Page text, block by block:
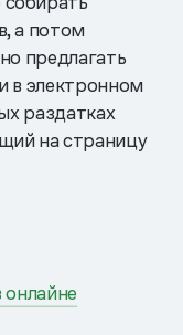
а потом
предлагать
в электронном
раздатках
на страницу
онлайне